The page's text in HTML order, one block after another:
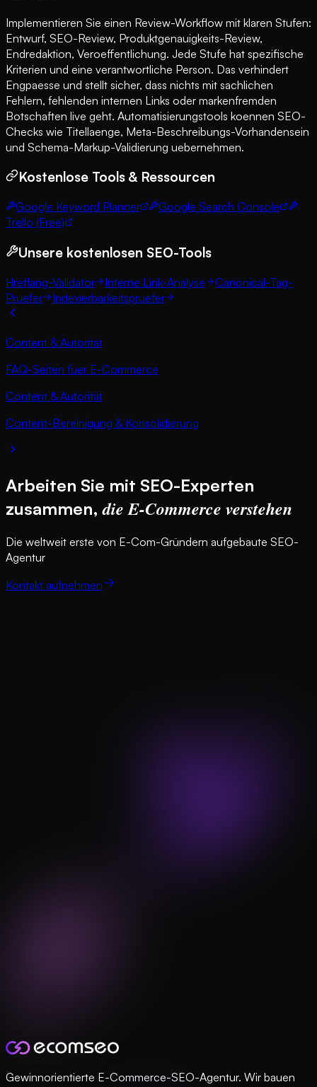
Implementieren Sie einen Review-Workflow mit klaren Stufen:
Entwurf, SEO-Review, Produktgenauigkeits-Review,
Endredaktion, Veroeffentlichung. Jede Stufe hat spezifische
Kriterien und eine verantwortliche Person. Das verhindert
Engpaesse und stellt sicher, dass nichts mit sachlichen
Fehlern, fehlenden internen Links oder markenfremden
Botschaften live geht. Automatisierungstools koennen SEO-
Checks wie Titellaenge, Meta-Beschreibungs-Vorhandensein
und Schema-Markup-Validierung uebernehmen.
Kostenlose Tools & Ressourcen
Google Keyword Planner
Google Search Console
Trello (Free)
Unsere kostenlosen SEO-Tools
Hreflang-Validator Interne Link-Analyse
Canonical-Tag-
Pruefer
Indexierbarkeitspruefer
Content & Autorität
FAQ-Seiten fuer E-Commerce
Content & Autorität
Content-Bereinigung & Konsolidierung
Arbeiten Sie mit SEO-Experten
zusammen,die E-Commerce verstehen
Die weltweit erste von E-Com-Gründern aufgebaute SEO-
Agentur
Kontakt aufnehmen
Gewinnorientierte E-Commerce-SEO-Agentur. Wir bauen